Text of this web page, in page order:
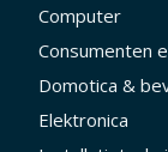
Computer
Consumenten
Domotica &
Elektronica